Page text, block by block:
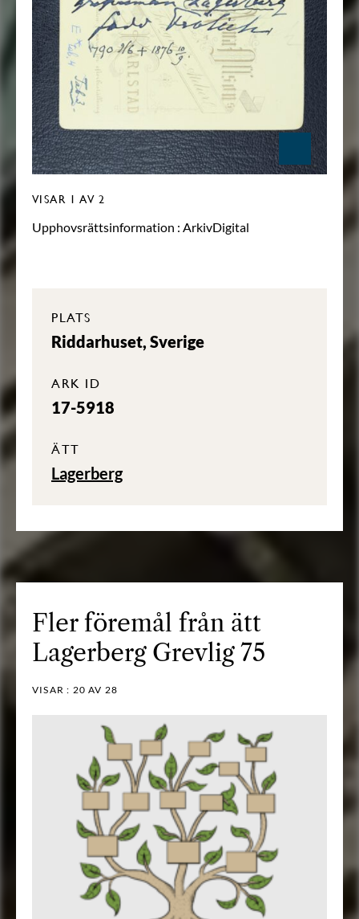
VISAR 1 AV 2
Upphovsrättsinformation : ArkivDigital
PLATS
Riddarhuset, Sverige
ARK ID
17-5918
ÄTT
Lagerberg
Fler föremål från ätt
Lagerberg Grevlig 75
VISAR : 20 AV 28